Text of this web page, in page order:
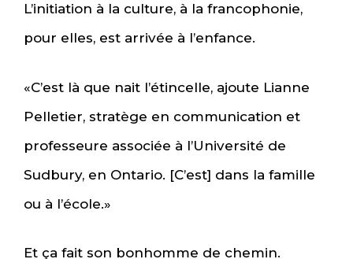
L’initiation à la culture, à la francophonie,
pour elles, est arrivée à l’enfance.
«C’est là que nait l’étincelle, ajoute Lianne
Pelletier, stratège en communication et
professeure associée à l’Université de
Sudbury, en Ontario. [C’est] dans la famille
ou à l’école.»
Et ça fait son bonhomme de chemin.